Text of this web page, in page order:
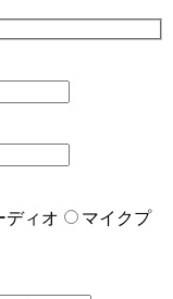
ディオ
マイクプ